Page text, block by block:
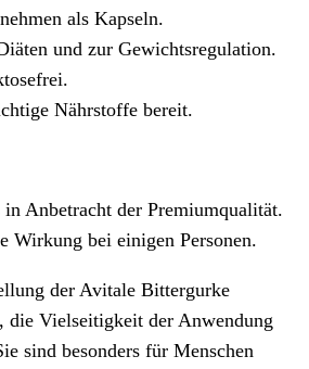
als Kapseln.
und zur Gewichtsregulation.
Nährstoffe bereit.
in Anbetracht der Premiumqualität.
Wirkung bei einigen Personen.
der Avitale Bittergurke
die Vielseitigkeit der Anwendung
sind besonders für Menschen